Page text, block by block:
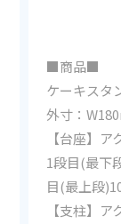
■商品■
ケーキスタ
外寸：
【台座】
1段目(最下
目(最上段
【支柱】